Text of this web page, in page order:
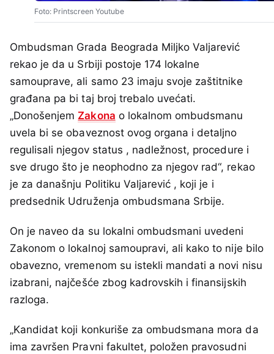
Foto: Printscreen Youtube
Ombudsman Grada Beograda Miljko Valjarević
rekao je da u Srbiji postoje 174 lokalne
samouprave, ali samo 23 imaju svoje zaštitnike
građana pa bi taj broj trebalo uvećati.
„Donošenjem Zakona o lokalnom ombudsmanu
uvela bi se obaveznost ovog organa i detaljno
regulisali njegov status , nadležnost, procedure i
sve drugo što je neophodno za njegov rad“, rekao
je za današnju Politiku Valjarević , koji je i
predsednik Udruženja ombudsmana Srbije.
On je naveo da su lokalni ombudsmani uvedeni
Zakonom o lokalnoj samoupravi, ali kako to nije bilo
obavezno, vremenom su istekli mandati a novi nisu
izabrani, najčešće zbog kadrovskih i finansijskih
razloga.
„Kandidat koji konkuriše za ombudsmana mora da
ima završen Pravni fakultet, položen pravosudni